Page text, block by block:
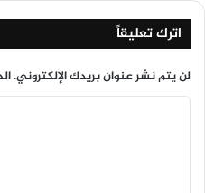
اترك تعليقاً
لن يتم نشر عنوان بريدك الإلكتروني.